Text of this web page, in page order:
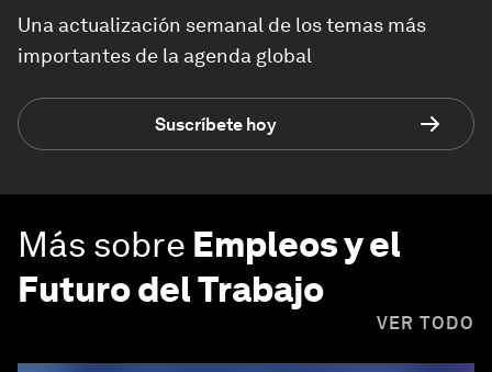
Una actualización semanal de los temas más
importantes de la agenda global
Suscríbete hoy
Más sobre Empleos y el
Futuro del Trabajo
VER TODO